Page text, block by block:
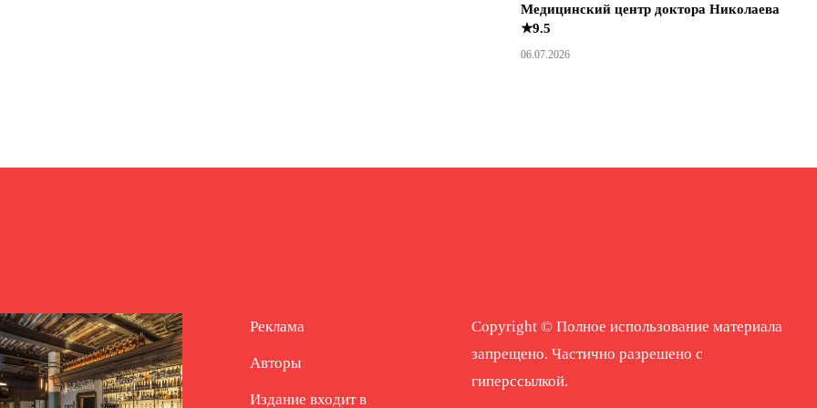
Медицинский центр доктора Николаева
★9.5
06.07.2026
Реклама
Авторы
Издание входит в
Copyright © Полное использование материала
запрещено. Частично разрешено с
гиперссылкой.